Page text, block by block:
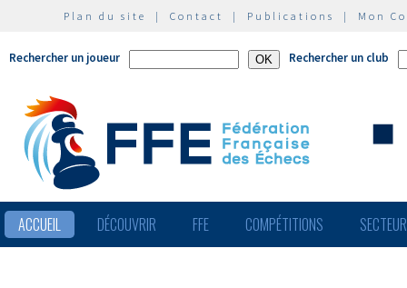
Plan du site | Contact | Publications | Mon
Rechercher un joueur Rechercher un club
ACCUEIL DÉCOUVRIR FFE COMPÉTITIONS